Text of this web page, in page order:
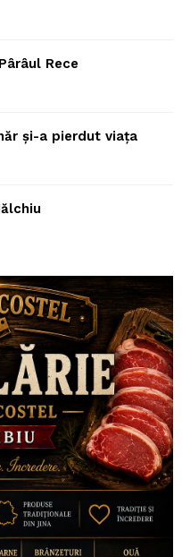
Rece
și-a pierdut viața